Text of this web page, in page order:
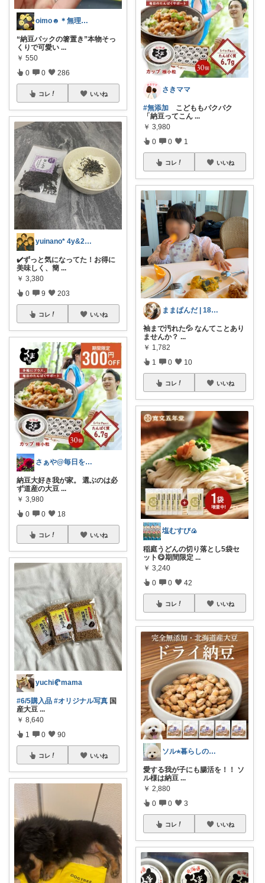
oimo☻︎＊無理せずします🙇‍♀️
“納豆パックの箸置き”本物そっ
くりで可愛い ...
￥ 550
0 0 286
コレ いいね
yuinano* 4y&2y igみてね
✔️ずっと気になってた！お得に
美味しく、簡 ...
￥ 3,380
0 9 203
コレ いいね
さぁや@毎日を大切にしたい
納豆大好き我が家。 選ぶのは必
ず道産の大豆 ...
￥ 3,980
0 0 18
コレ いいね
yuchi🥐mama
#6/5購入品 #オリジナル写真 国
産大豆 ...
￥ 8,640
1 0 90
コレ いいね
さきママ
#無添加 こどももパクパク
「納豆ってこん ...
￥ 3,980
0 0 1
コレ いいね
ままぱんだ | 18時革命❤️‍🔥
袖まで汚れた💦 なんてことあり
ませんか？ ...
￥ 1,782
1 0 10
コレ いいね
塩むすび🍙
稲庭うどんの切り落とし5袋セ
ット😋期間限定 ...
￥ 3,240
0 0 42
コレ いいね
ソル⭐︎暮らしの愛用品🐻‍❄️
愛する我が子にも腸活を！！ ソ
ル様は納豆 ...
￥ 2,880
0 0 3
コレ いいね